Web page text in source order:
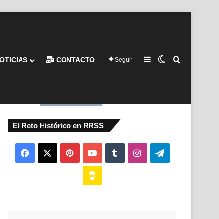
CONTACTO Seguir Barra lateral
Switch skin
El Reto Histórico en RRSS
Facebook PinterestYouTubeTumblrInstagramTelegram